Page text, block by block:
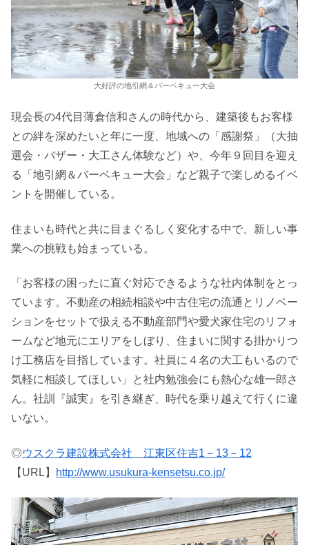
大好評の地引網＆バーベキュー大会
現会長の4代目薄倉信和さんの時代から、建築後もお客様
との絆を深めたいと年に一度、地域への「感謝祭」（大抽
選会・バザー・大工さん体験など）や、今年９回目を迎え
る「地引網＆バーベキュー大会」など親子で楽しめるイベ
ントを開催している。
住まいも時代と共に目まぐるしく変化する中で、新しい事
業への挑戦も始まっている。
「お客様の困ったに直ぐ対応できるような社内体制をとっ
ています。不動産の相続相談や中古住宅の流通とリノベー
ションをセットで扱える不動産部門や愛犬家住宅のリフォ
ームなど地元にエリアをしぼり、住まいに関する掛かりつ
け工務店を目指しています。社員に４名の大工もいるので
気軽に相談してほしい」と社内勉強会にも熱心な雄一郎さ
ん。社訓『誠実』を引き継ぎ、時代を乗り越えて行くに違
いない。
◎ウスクラ建設株式会社 江東区住吉1－13－12
【URL】
http://www.usukura-kensetsu.co.jp/